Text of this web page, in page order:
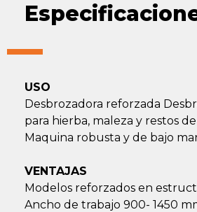
USO
Desbrozadora reforzada
para hierba, maleza y restos
Maquina robusta y de bajo
VENTAJAS
Modelos reforzados en
Ancho de trabajo 900- 1450